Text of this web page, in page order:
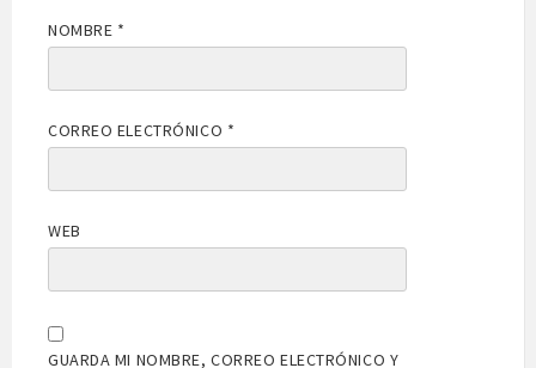
NOMBRE *
CORREO ELECTRÓNICO *
WEB
GUARDA MI NOMBRE, CORREO ELECTRÓNICO Y